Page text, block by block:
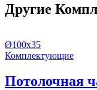
Другие
Ø100х35
Комплектующие
Потолочная